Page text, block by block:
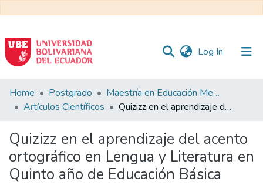
Log In (current)
Communities
&
All of DSpace
Statistics
Home Postgrado
Maestría en Educación Mención en Pedagogía en Entornos Digitales
Artículos Científicos
Quizizz en el aprendizaje del acento ortográfico en Lengua y Literatura en Quinto año de Educación Básica
Quizizz en el aprendizaje del acento
ortográfico en Lengua y Literatura en
Quinto año de Educación Básica